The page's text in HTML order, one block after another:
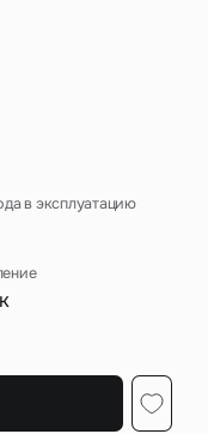
в эксплуатацию